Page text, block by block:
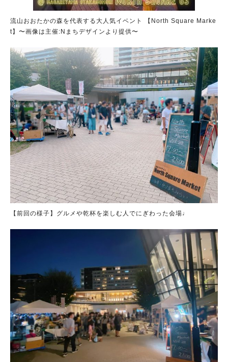
流山おおたかの森を代表する大人気イベント 【North Square Marke
t】〜画像は主催:Nまちデザインより提供〜
【前回の様子】グルメや乾杯を楽しむ人でにぎわった会場♩